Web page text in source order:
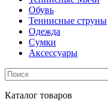
Обувь
Теннисные струны
Одежда
Сумки
Аксессуары
Каталог товаров